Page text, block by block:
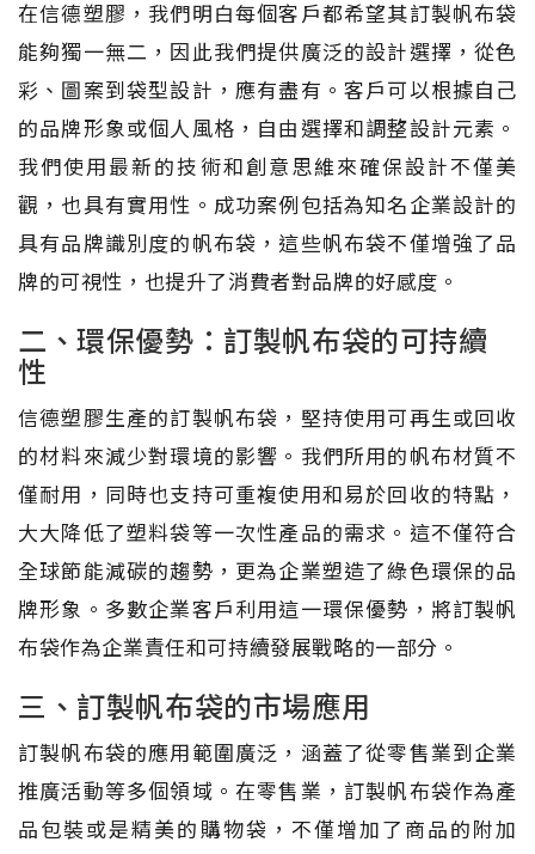
在信德塑膠，我們明白每個客戶都希望其訂製帆布袋
能夠獨一無二，因此我們提供廣泛的設計選擇，從色
彩、圖案到袋型設計，應有盡有。客戶可以根據自己
的品牌形象或個人風格，自由選擇和調整設計元素。
我們使用最新的技術和創意思維來確保設計不僅美
觀，也具有實用性。成功案例包括為知名企業設計的
具有品牌識別度的帆布袋，這些帆布袋不僅增強了品
牌的可視性，也提升了消費者對品牌的好感度。
二、環保優勢：訂製帆布袋的可持續
性
信德塑膠生產的訂製帆布袋，堅持使用可再生或回收
的材料來減少對環境的影響。我們所用的帆布材質不
僅耐用，同時也支持可重複使用和易於回收的特點，
大大降低了塑料袋等一次性產品的需求。這不僅符合
全球節能減碳的趨勢，更為企業塑造了綠色環保的品
牌形象。多數企業客戶利用這一環保優勢，將訂製帆
布袋作為企業責任和可持續發展戰略的一部分。
三、訂製帆布袋的市場應用
訂製帆布袋的應用範圍廣泛，涵蓋了從零售業到企業
推廣活動等多個領域。在零售業，訂製帆布袋作為產
品包裝或是精美的購物袋，不僅增加了商品的附加